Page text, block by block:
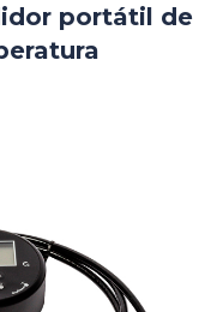
portátil de